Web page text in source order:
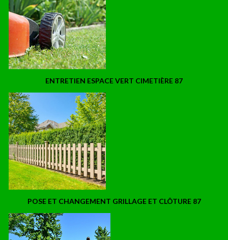
ENTRETIEN ESPACE VERT CIMETIÈRE 87
POSE ET CHANGEMENT GRILLAGE ET CLÔTURE 87